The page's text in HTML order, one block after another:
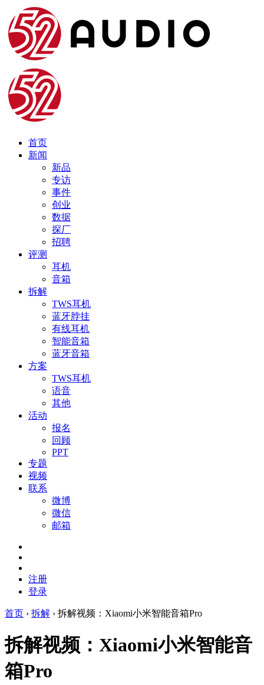
首页
新闻
新品
专访
事件
创业
数据
探厂
招聘
评测
耳机
音箱
拆解
TWS耳机
蓝牙脖挂
有线耳机
智能音箱
蓝牙音箱
方案
TWS耳机
语音
其他
活动
报名
回顾
PPT
专题
视频
联系
微博
微信
邮箱
注册
登录
首页 › 拆解 › 拆解视频：Xiaomi小米智能音箱Pro
拆解视频：Xiaomi小米智能音
箱Pro